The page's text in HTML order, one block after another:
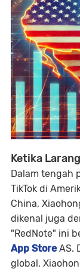
Ketika
Dalam tengah
TikTok di
China,
dikenal juga
"RedNote" ini
App StoreAS.
global,